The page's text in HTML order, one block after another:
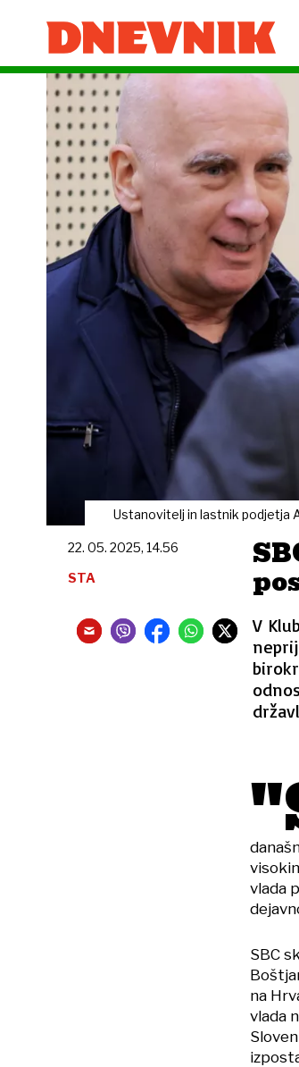
Ustanovitelj in lastnik podjetja
V
22. 05. 2025, 14.56
STA
vlada
SBC
na
vlada